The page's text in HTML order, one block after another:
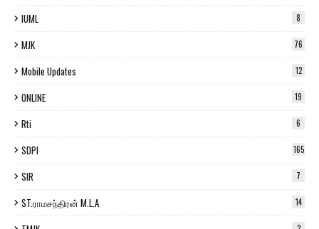
IUML 8
MJK 76
Mobile Updates 12
ONLINE 19
Rti 6
SDPI 165
SIR 7
ST.ராமசந்திரன் M.L.A 14